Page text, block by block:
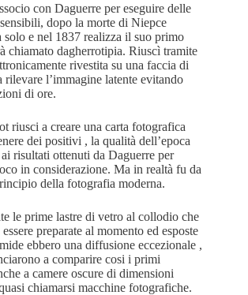
con Daguerre per eseguire delle
dopo la morte di Niepce
solo e nel 1837 realizza il suo primo
chiamato dagherrotipia. Riuscì tramite
rivestita su una faccia di
rilevare l’immagine latente evitando
di ore.
riusci a creare una carta fotografica
dei positivi , la qualità dell’epoca
risultati ottenuti da Daguerre per
in considerazione. Ma in realtà fu da
della fotografia moderna.
le prime lastre di vetro al collodio che
preparate al momento ed esposte
ebbero una diffusione eccezionale ,
a comparire cosi i primi
a camere oscure di dimensioni
chiamarsi macchine fotografiche.